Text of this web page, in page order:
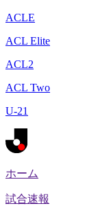
ACLE
ACL Elite
ACL2
ACL Two
U-21
ホーム
試合速報